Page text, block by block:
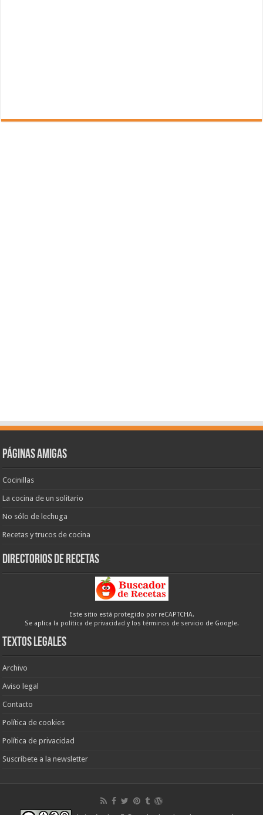
Páginas amigas
Cocinillas
La cocina de un solitario
No sólo de lechuga
Recetas y trucos de cocina
Directorios de recetas
Este sitio está protegido por reCAPTCHA.
Se aplica la política de privacidad y los términos de servicio de Google.
Textos legales
Archivo
Aviso legal
Contacto
Política de cookies
Política de privacidad
Suscríbete a la newsletter